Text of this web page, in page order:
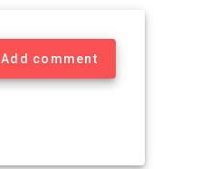
Add comment